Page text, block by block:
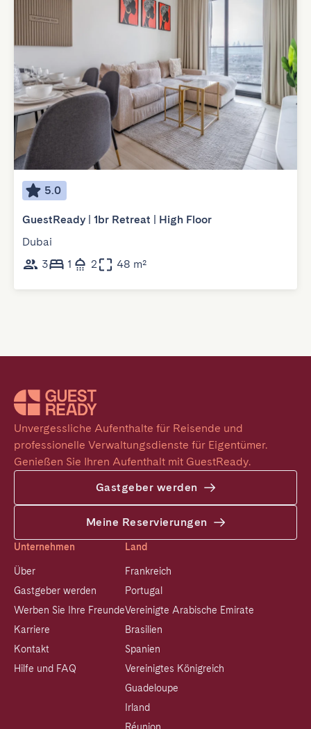
5.0
GuestReady | 1br Retreat | High Floor
Dubai
3
1 2 48 m²
Unvergessliche Aufenthalte für Reisende und
professionelle Verwaltungsdienste für Eigentümer.
Genießen Sie Ihren Aufenthalt mit GuestReady.
Gastgeber werden
Meine Reservierungen
Unternehmen
Über
Gastgeber werden
Werben Sie Ihre Freunde
Karriere
Kontakt
Hilfe und FAQ
Land
Frankreich
Portugal
Vereinigte Arabische Emirate
Brasilien
Spanien
Vereinigtes Königreich
Guadeloupe
Irland